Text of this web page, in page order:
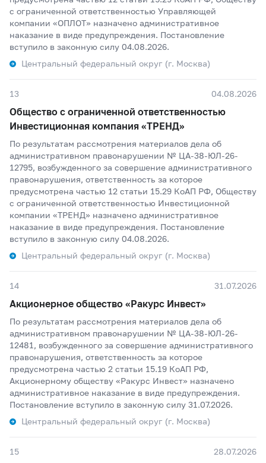
с ограниченной ответственностью Управляющей
компании «ОПЛОТ» назначено административное
наказание в виде предупреждения. Постановление
вступило в законную силу 04.08.2026.
Центральный федеральный округ (г. Москва)
13 04.08.2026
Общество с ограниченной ответственностью
Инвестиционная компания «ТРЕНД»
По результатам рассмотрения материалов дела об
административном правонарушении № ЦА-38-ЮЛ-26-
12795, возбужденного за совершение административного
правонарушения, ответственность за которое
предусмотрена частью 12 статьи 15.29 КоАП РФ, Обществу
с ограниченной ответственностью Инвестиционной
компании «ТРЕНД» назначено административное
наказание в виде предупреждения. Постановление
вступило в законную силу 04.08.2026.
Центральный федеральный округ (г. Москва)
14 31.07.2026
Акционерное общество «Ракурс Инвест»
По результатам рассмотрения материалов дела об
административном правонарушении № ЦА-38-ЮЛ-26-
12481, возбужденного за совершение административного
правонарушения, ответственность за которое
предусмотрена частью 2 статьи 15.19 КоАП РФ,
Акционерному обществу «Ракурс Инвест» назначено
административное наказание в виде предупреждения.
Постановление вступило в законную силу 31.07.2026.
Центральный федеральный округ (г. Москва)
15 28.07.2026